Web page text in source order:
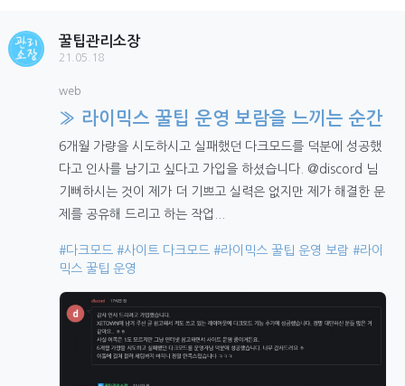
꿀팁관리소장
21.05.18
web
» 라이믹스 꿀팁 운영 보람을 느끼는 순간
6개월 가량을 시도하시고 실패했던 다크모드를 덕분에 성공했
다고 인사를 남기고 싶다고 가입을 하셨습니다. @discord 님
기뻐하시는 것이 제가 더 기쁘고 실력은 없지만 제가 해결한 문
제를 공유해 드리고 하는 작업...
#다크모드 #사이트 다크모드 #라이믹스 꿀팁 운영 보람 #라이
믹스 꿀팁 운영